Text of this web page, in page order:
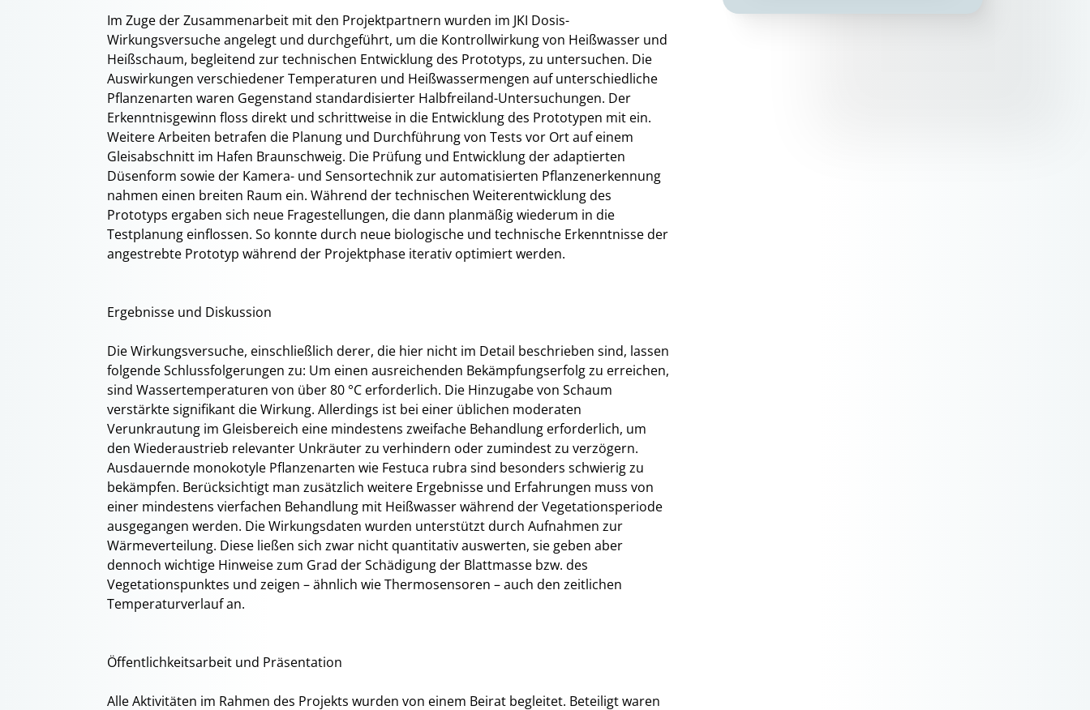
Im Zuge der Zusammenarbeit mit den Projektpartnern wurden im JKI Dosis-
Wirkungsversuche angelegt und durchgeführt, um die Kontrollwirkung von Heißwasser und
Heißschaum, begleitend zur technischen Entwicklung des Prototyps, zu untersuchen. Die
Auswirkungen verschiedener Temperaturen und Heißwassermengen auf unterschiedliche
Pflanzenarten waren Gegenstand standardisierter Halbfreiland-Untersuchungen. Der
Erkenntnisgewinn floss direkt und schrittweise in die Entwicklung des Prototypen mit ein.
Weitere Arbeiten betrafen die Planung und Durchführung von Tests vor Ort auf einem
Gleisabschnitt im Hafen Braunschweig. Die Prüfung und Entwicklung der adaptierten
Düsenform sowie der Kamera- und Sensortechnik zur automatisierten Pflanzenerkennung
nahmen einen breiten Raum ein. Während der technischen Weiterentwicklung des
Prototyps ergaben sich neue Fragestellungen, die dann planmäßig wiederum in die
Testplanung einflossen. So konnte durch neue biologische und technische Erkenntnisse der
angestrebte Prototyp während der Projektphase iterativ optimiert werden.
Ergebnisse und Diskussion
Die Wirkungsversuche, einschließlich derer, die hier nicht im Detail beschrieben sind, lassen
folgende Schlussfolgerungen zu: Um einen ausreichenden Bekämpfungserfolg zu erreichen,
sind Wassertemperaturen von über 80 °C erforderlich. Die Hinzugabe von Schaum
verstärkte signifikant die Wirkung. Allerdings ist bei einer üblichen moderaten
Verunkrautung im Gleisbereich eine mindestens zweifache Behandlung erforderlich, um
den Wiederaustrieb relevanter Unkräuter zu verhindern oder zumindest zu verzögern.
Ausdauernde monokotyle Pflanzenarten wie Festuca rubra sind besonders schwierig zu
bekämpfen. Berücksichtigt man zusätzlich weitere Ergebnisse und Erfahrungen muss von
einer mindestens vierfachen Behandlung mit Heißwasser während der Vegetationsperiode
ausgegangen werden. Die Wirkungsdaten wurden unterstützt durch Aufnahmen zur
Wärmeverteilung. Diese ließen sich zwar nicht quantitativ auswerten, sie geben aber
dennoch wichtige Hinweise zum Grad der Schädigung der Blattmasse bzw. des
Vegetationspunktes und zeigen – ähnlich wie Thermosensoren – auch den zeitlichen
Temperaturverlauf an.
Öffentlichkeitsarbeit und Präsentation
Alle Aktivitäten im Rahmen des Projekts wurden von einem Beirat begleitet. Beteiligt waren